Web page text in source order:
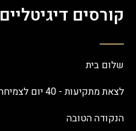
קורסים דיגיטליים
שלום בית
לצאת מתקיעות - 40 יום לצמיחה
הנקודה הטובה